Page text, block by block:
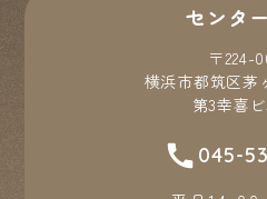
センタ
〒224-
横浜市都筑区茅
第3幸喜
045-